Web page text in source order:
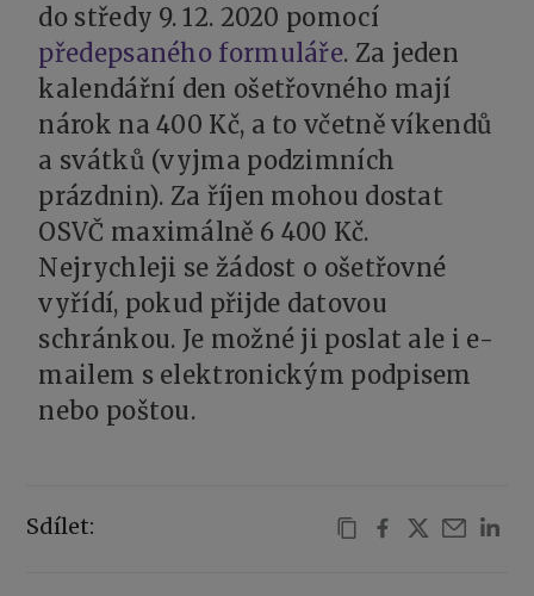
do středy 9. 12. 2020 pomocí
předepsaného formuláře. Za jeden
kalendářní den ošetřovného mají
nárok na 400 Kč, a to včetně víkendů
a svátků (vyjma podzimních
prázdnin). Za říjen mohou dostat
OSVČ maximálně 6 400 Kč.
Nejrychleji se žádost o ošetřovné
vyřídí, pokud přijde datovou
schránkou. Je možné ji poslat ale i e-
mailem s elektronickým podpisem
nebo poštou.
Sdílet: